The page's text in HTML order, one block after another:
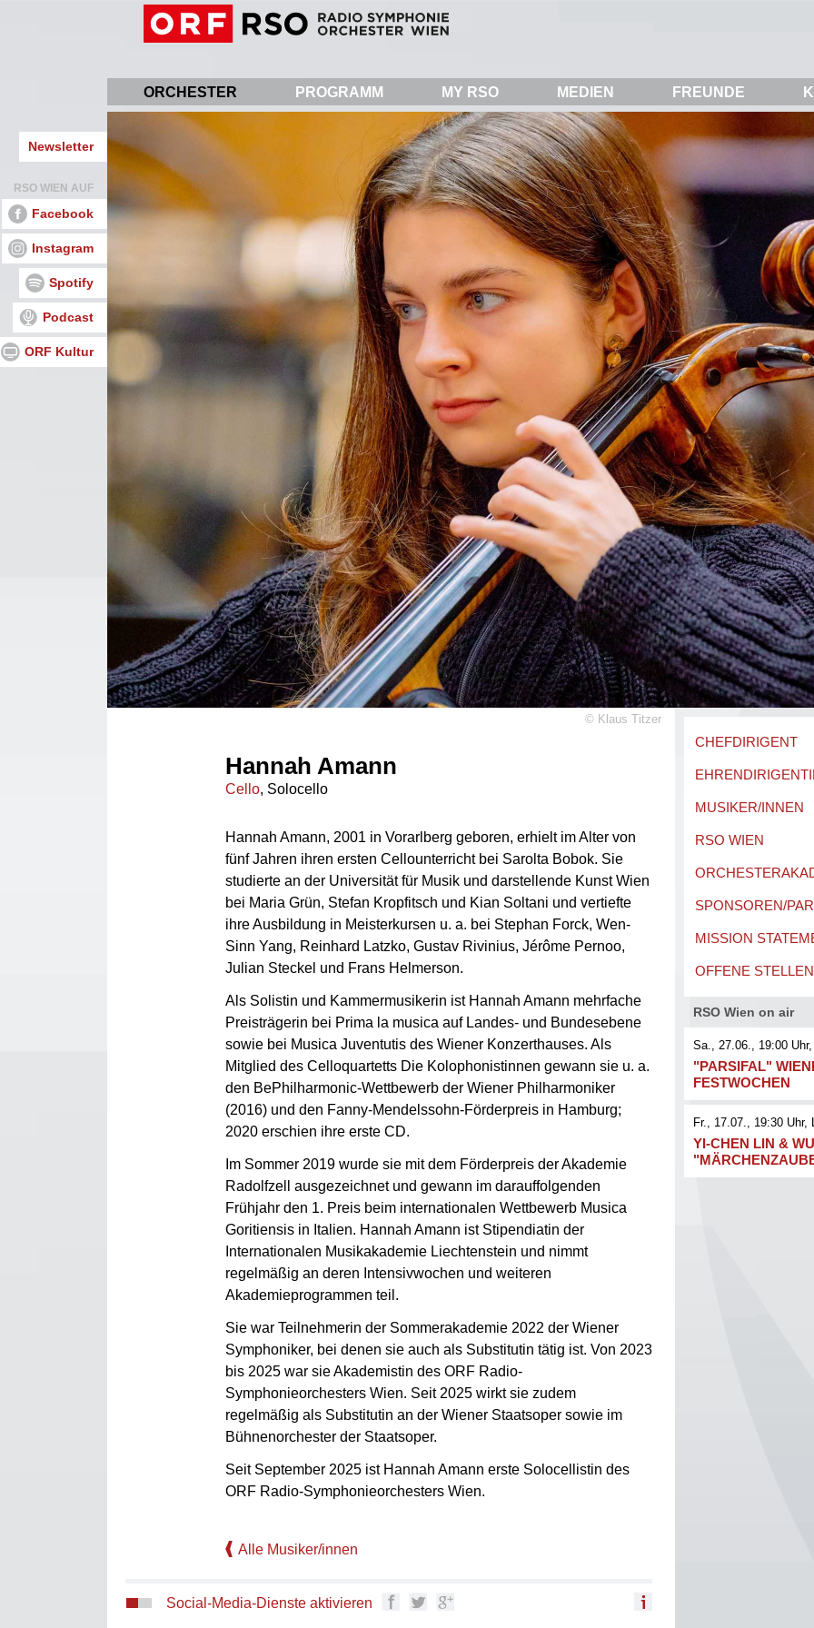
ORCHESTER PROGRAMM MY RSO MEDIEN FREUNDE
Newsletter
RSO WIEN AUF
Facebook
Instagram
Spotify
Podcast
ORF Kultur
© Klaus Titzer
Hannah Amann
Cello, Solocello
Hannah Amann, 2001 in Vorarlberg geboren, erhielt im Alter von
fünf Jahren ihren ersten Cellounterricht bei Sarolta Bobok. Sie
studierte an der Universität für Musik und darstellende Kunst Wien
bei Maria Grün, Stefan Kropfitsch und Kian Soltani und vertiefte
ihre Ausbildung in Meisterkursen u. a. bei Stephan Forck, Wen-
Sinn Yang, Reinhard Latzko, Gustav Rivinius, Jérôme Pernoo,
Julian Steckel und Frans Helmerson.
Als Solistin und Kammermusikerin ist Hannah Amann mehrfache
Preisträgerin bei Prima la musica auf Landes- und Bundesebene
sowie bei Musica Juventutis des Wiener Konzerthauses. Als
Mitglied des Celloquartetts Die Kolophonistinnen gewann sie u. a.
den BePhilharmonic-Wettbewerb der Wiener Philharmoniker
(2016) und den Fanny-Mendelssohn-Förderpreis in Hamburg;
2020 erschien ihre erste CD.
Im Sommer 2019 wurde sie mit dem Förderpreis der Akademie
Radolfzell ausgezeichnet und gewann im darauffolgenden
Frühjahr den 1. Preis beim internationalen Wettbewerb Musica
Goritiensis in Italien. Hannah Amann ist Stipendiatin der
Internationalen Musikakademie Liechtenstein und nimmt
regelmäßig an deren Intensivwochen und weiteren
Akademieprogrammen teil.
Sie war Teilnehmerin der Sommerakademie 2022 der Wiener
Symphoniker, bei denen sie auch als Substitutin tätig ist. Von 2023
bis 2025 war sie Akademistin des ORF Radio-
Symphonieorchesters Wien. Seit 2025 wirkt sie zudem
regelmäßig als Substitutin an der Wiener Staatsoper sowie im
Bühnenorchester der Staatsoper.
Seit September 2025 ist Hannah Amann erste Solocellistin des
ORF Radio-Symphonieorchesters Wien.
Alle Musiker/innen
Social-Media-Dienste aktivieren
CHEFDIRIGENT
MUSIKER/INNEN
RSO WIEN
SPONSOREN/
MISSION
OFFENE STELLEN
RSO Wien on air
Sa., 27.06., 19:00
"PARSIFAL"
FESTWOCHEN
Fr., 17.07., 19:30 Uhr,
YI-CHEN LIN &